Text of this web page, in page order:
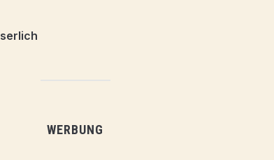
WERBUNG